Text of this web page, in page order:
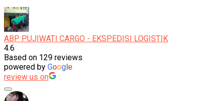
ABP PUJIWATI CARGO - EKSPEDISI LOGISTIK
4.6
Based on 129 reviews
powered by Goog e
review us on